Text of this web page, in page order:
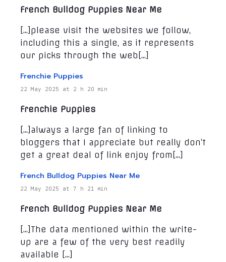
French Bulldog Puppies Near Me
[…]please visit the websites we follow,
including this a single, as it represents
our picks through the web[…]
Frenchie Puppies
22 May 2025 at 2 h 20 min
Frenchie Puppies
[…]always a large fan of linking to
bloggers that I appreciate but really don’t
get a great deal of link enjoy from[…]
French Bulldog Puppies Near Me
22 May 2025 at 7 h 21 min
French Bulldog Puppies Near Me
[…]The data mentioned within the write-
up are a few of the very best readily
available […]